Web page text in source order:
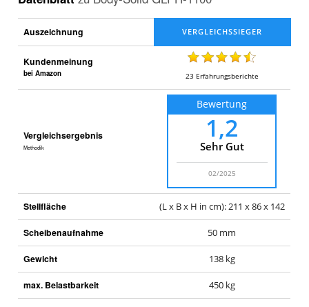
Auszeichnung
Kundenmeinung
bei Amazon 23 Erfahrungsberichte
Vergleichsergebnis
Methodik
Bewertung
1,2
Sehr Gut
02/2025
Stellfläche (L x B x H in cm): 211 x 86 x 142
Scheibenaufnahme 50 mm
Gewicht 138 kg
max. Belastbarkeit 450 kg